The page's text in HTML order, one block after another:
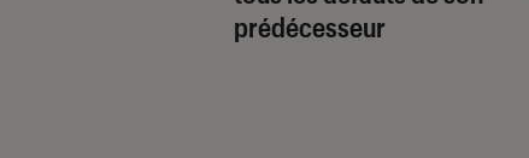
prédécesseur